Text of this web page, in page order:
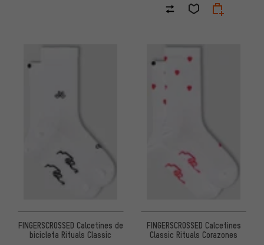
FINGERSCROSSED Calcetines de
bicicleta Rituals Classic
FINGERSCROSSED Calcetines
Classic Rituals Corazones